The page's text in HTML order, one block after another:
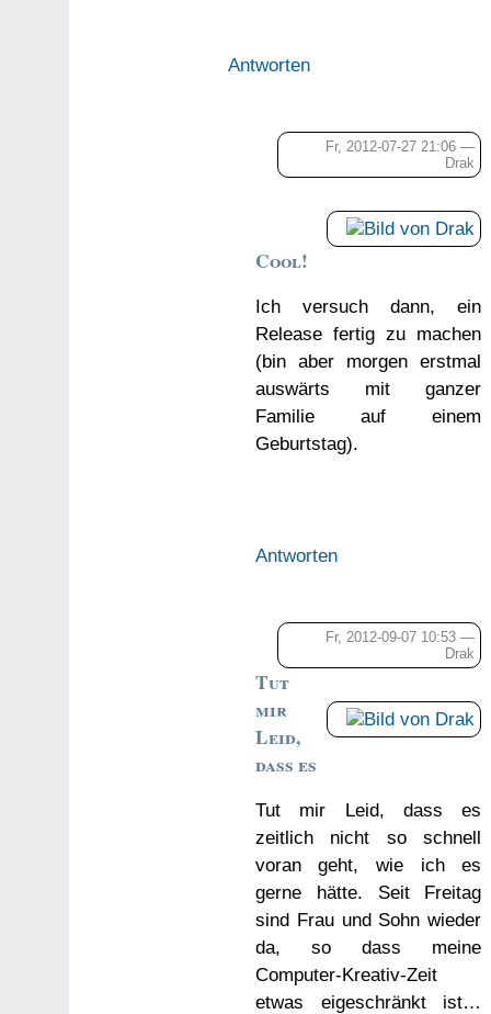
Antworten
Fr, 2012-07-27 21:06 —
Drak
Cool!
Ich versuch dann, ein
Release fertig zu machen
(bin aber morgen erstmal
auswärts mit ganzer
Familie auf einem
Geburtstag).
Antworten
Fr, 2012-09-07 10:53 —
Drak
Tut
mir
Leid,
dass es
Tut mir Leid, dass es
zeitlich nicht so schnell
voran geht, wie ich es
gerne hätte. Seit Freitag
sind Frau und Sohn wieder
da, so dass meine
Computer-Kreativ-Zeit
etwas eigeschränkt ist…